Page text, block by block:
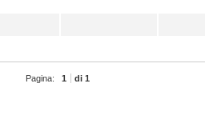
Pagina: 1 di 1